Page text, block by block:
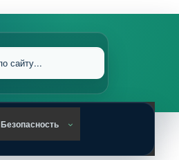
Безопасность